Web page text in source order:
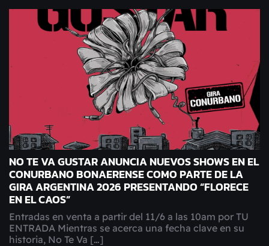
NO TE VA GUSTAR ANUNCIA NUEVOS SHOWS EN EL
CONURBANO BONAERENSE COMO PARTE DE LA
GIRA ARGENTINA 2026 PRESENTANDO “FLORECE
EN EL CAOS”
Entradas en venta a partir del 11/6 a las 10am por TU
ENTRADA Mientras se acerca una fecha clave en su
historia, No Te Va […]